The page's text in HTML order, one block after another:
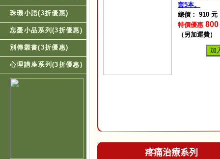
珠璣小語(3折優惠)
忘憂小品系列(3折優惠)
別傳叢書(3折優惠)
心理講座系列(3折優惠)
套5本。
總價： 910元
特價優惠 800
（另加運費）
加
疼痛治療系列